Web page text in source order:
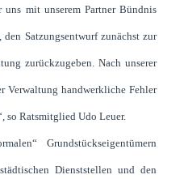
uns mit unserem Partner Bündnis
Satzungsentwurf zunächst zur
zurückzugeben. Nach unserer
Verwaltung handwerkliche Fehler
so Ratsmitglied Udo Leuer.
Grundstückseigentümern
Dienststellen und den